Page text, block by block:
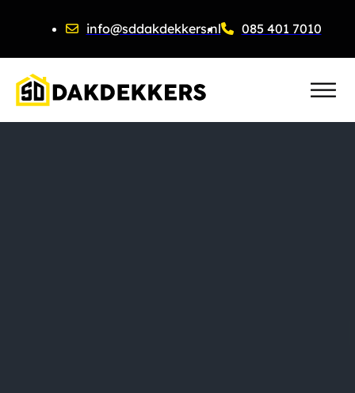
info@sddakdekkers.nl 085 401 7010